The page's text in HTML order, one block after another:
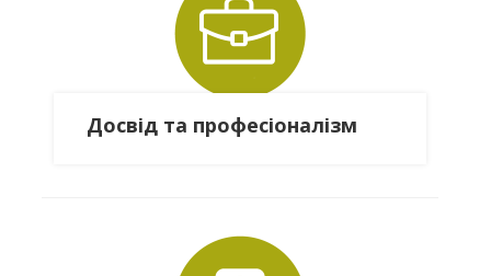
Досвід та професіоналізм